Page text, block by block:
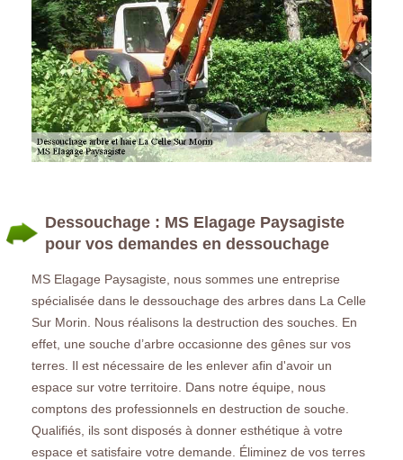
Dessouchage : MS Elagage Paysagiste
pour vos demandes en dessouchage
MS Elagage Paysagiste, nous sommes une entreprise
spécialisée dans le dessouchage des arbres dans La Celle
Sur Morin. Nous réalisons la destruction des souches. En
effet, une souche d’arbre occasionne des gênes sur vos
terres. Il est nécessaire de les enlever afin d'avoir un
espace sur votre territoire. Dans notre équipe, nous
comptons des professionnels en destruction de souche.
Qualifiés, ils sont disposés à donner esthétique à votre
espace et satisfaire votre demande. Éliminez de vos terres